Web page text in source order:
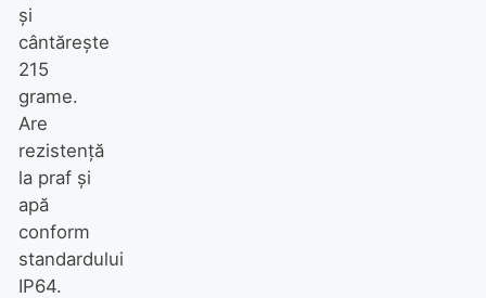
și
cântărește
215
grame.
Are
rezistență
la praf și
apă
conform
standardului
IP64.